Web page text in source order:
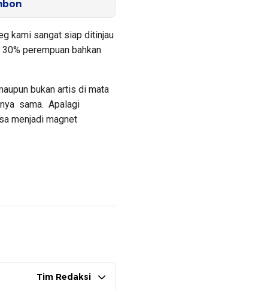
kami sangat siap ditinjau
perempuan bahkan
bukan artis di mata
sama. Apalagi
menjadi magnet
Tim Redaksi